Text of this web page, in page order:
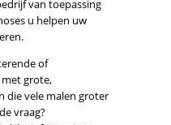
van toepassing
u helpen uw
of
grote,
die vele malen groter
vraag?